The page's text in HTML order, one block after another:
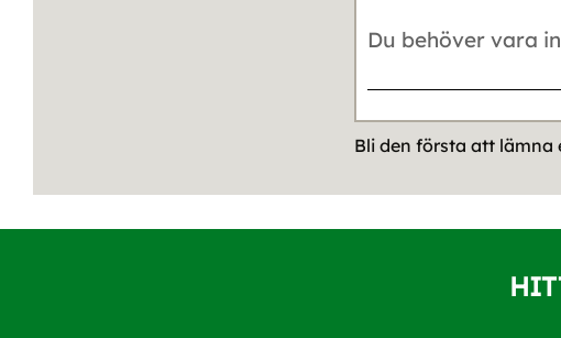
Bli den första att lämna